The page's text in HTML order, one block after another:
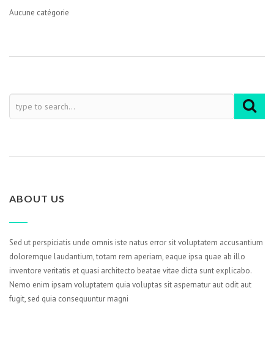
Aucune catégorie
ABOUT US
Sed ut perspiciatis unde omnis iste natus error sit voluptatem accusantium
doloremque laudantium, totam rem aperiam, eaque ipsa quae ab illo
inventore veritatis et quasi architecto beatae vitae dicta sunt explicabo.
Nemo enim ipsam voluptatem quia voluptas sit aspernatur aut odit aut
fugit, sed quia consequuntur magni